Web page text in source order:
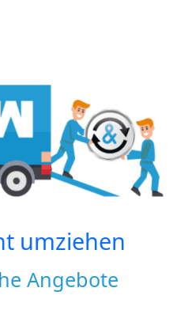
umziehen
Angebote